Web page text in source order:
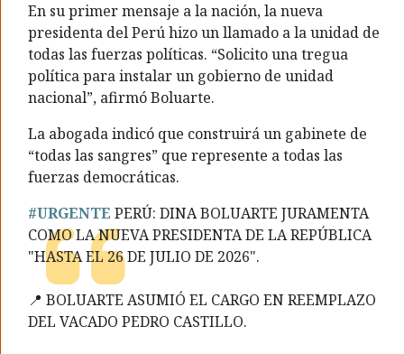
En su primer mensaje a la nación, la nueva
presidenta del Perú hizo un llamado a la unidad de
todas las fuerzas políticas. “Solicito una tregua
política para instalar un gobierno de unidad
nacional”, afirmó Boluarte.
La abogada indicó que construirá un gabinete de
“todas las sangres” que represente a todas las
fuerzas democráticas.
#URGENTE PERÚ: DINA BOLUARTE JURAMENTA
COMO LA NUEVA PRESIDENTA DE LA REPÚBLICA
"HASTA EL 26 DE JULIO DE 2026".
📍 BOLUARTE ASUMIÓ EL CARGO EN REEMPLAZO
DEL VACADO PEDRO CASTILLO.